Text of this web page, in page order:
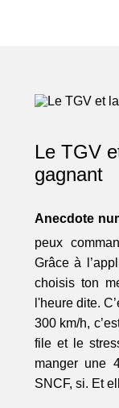
Le TGV
gagnant
Anecdote
peux
Grâce à
choisis ton
l'heure dite.
300 km/h,
file et le
manger une
SNCF, si. Et